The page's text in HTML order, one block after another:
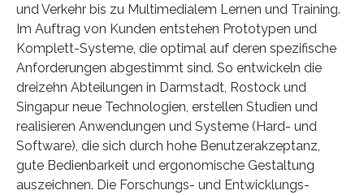
und Verkehr bis zu Multimedialem Lernen und Training.
Im Auftrag von Kunden entstehen Prototypen und
Komplett-Systeme, die optimal auf deren spezifische
Anforderungen abgestimmt sind. So entwickeln die
dreizehn Abteilungen in Darmstadt, Rostock und
Singapur neue Technologien, erstellen Studien und
realisieren Anwendungen und Systeme (Hard- und
Software), die sich durch hohe Benutzerakzeptanz,
gute Bedienbarkeit und ergonomische Gestaltung
auszeichnen. Die Forschungs- und Entwicklungs-